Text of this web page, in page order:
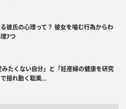
彼氏の心理って？ 彼女を噛む行為からわ
7つ
みたくない自分」と「妊産婦の健康を研究
揺れ動く聡美...